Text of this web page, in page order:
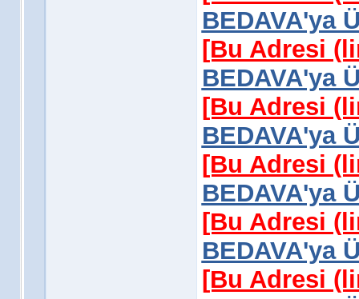
BEDAVA'ya
[Bu Adresi
BEDAVA'ya
[Bu Adresi
BEDAVA'ya
[Bu Adresi
BEDAVA'ya
[Bu Adresi
BEDAVA'ya
[Bu Adresi